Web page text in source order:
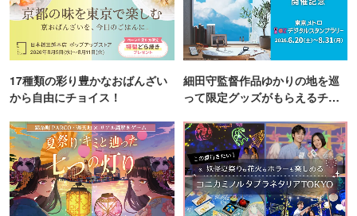
17種類の彩り豊かなおばんざい
から自由にチョイス！
細田守監督作品ゆかりの地を巡
って限定グッズがもらえるチャ